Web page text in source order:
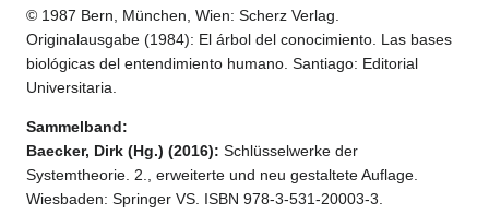
© 1987 Bern, München, Wien: Scherz Verlag.
Originalausgabe (1984): El árbol del conocimiento. Las bases
biológicas del entendimiento humano. Santiago: Editorial
Universitaria.
Sammelband:
Baecker, Dirk (Hg.) (2016): Schlüsselwerke der
Systemtheorie. 2., erweiterte und neu gestaltete Auflage.
Wiesbaden: Springer VS. ISBN 978-3-531-20003-3.